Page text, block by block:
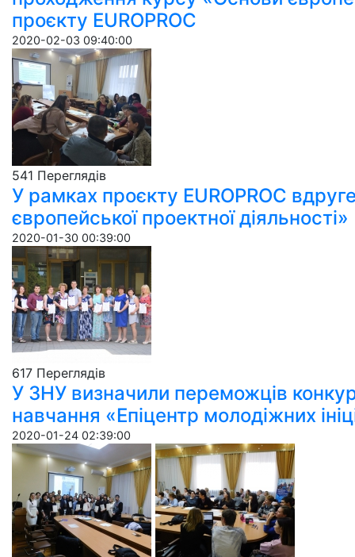
проєкту EUROPROC
2020-02-03 09:40:00
541 Пере­гля­дів
У рамках проєкту EUROPROC
європейської проектної діяльності»
2020-01-30 00:39:00
617 Пере­гля­дів
У ЗНУ визначили переможців
навчання «Епіцентр молодіжних
2020-01-24 02:39:00